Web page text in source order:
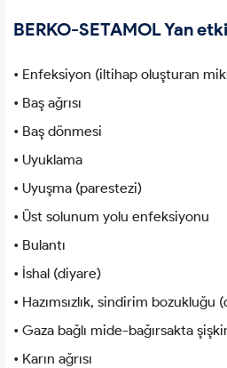
BERKO-SETAMOL Yan
• Enfeksiyon (iltihap oluşturan
• Baş ağrısı
• Baş dönmesi
• Uyuklama
• Uyuşma (parestezi)
• Üst solunum yolu enfeksiyonu
• Bulantı
• İshal (diyare)
• Hazımsızlık, sindirim bozukluğu
• Gaza bağlı mide-bağırsakta
• Karın ağrısı